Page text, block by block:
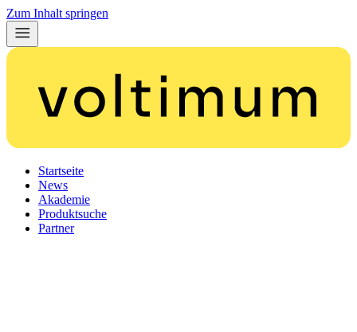
Zum Inhalt springen
Startseite
News
Akademie
Produktsuche
Partner